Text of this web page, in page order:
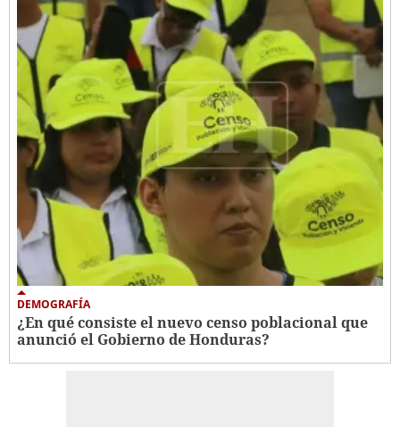
DEMOGRAFÍA
¿En qué consiste el nuevo censo poblacional que
anunció el Gobierno de Honduras?